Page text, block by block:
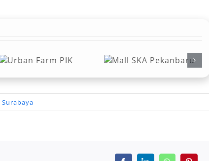
Mall SKA
Pekanbaru
Teejay
Waterpark
Surabaya